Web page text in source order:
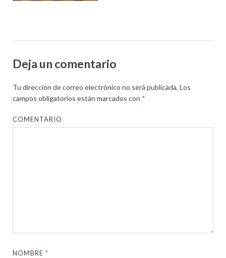
Deja un comentario
Tu dirección de correo electrónico no será publicada.Los
campos obligatorios están marcados con *
COMENTARIO
NOMBRE*